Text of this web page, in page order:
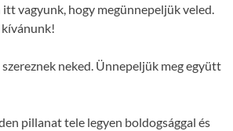
itt vagyunk, hogy megünnepeljük veled.
neked. Ünnepeljük meg együtt
pillanat tele legyen boldogsággal és